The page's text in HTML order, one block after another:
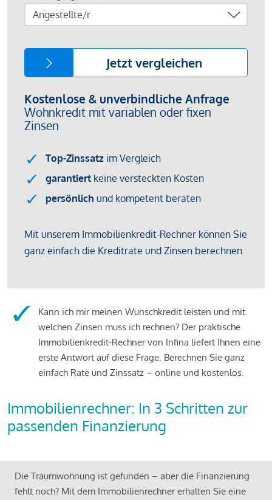
Kann ich mir meinen Wunschkredit leisten und mit
welchen Zinsen muss ich rechnen? Der praktische
Immobilienkredit-Rechner von Infina liefert Ihnen eine
erste Antwort auf diese Frage. Berechnen Sie ganz
einfach Rate und Zinssatz – online und kostenlos.
Immobilienrechner: In 3 Schritten zur
passenden Finanzierung
Die Traumwohnung ist gefunden – aber die Finanzierung
fehlt noch? Mit dem Immobilienrechner erhalten Sie eine